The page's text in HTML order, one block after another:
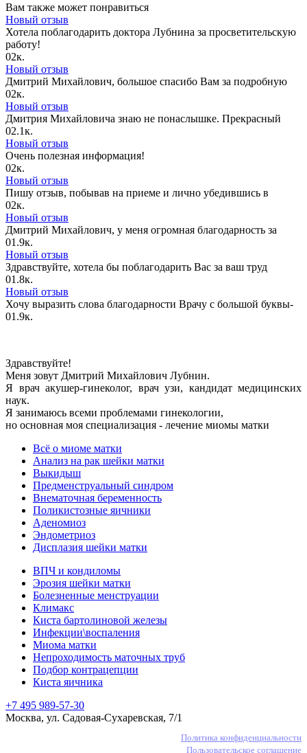
Вам также может понравиться
Новый отзыв
Хотела поблагодарить доктора Лубнина за просветительскую
работу!
02к.
Новый отзыв
Дмитрий Михайлович, большое спасибо Вам за подробную
02к.
Новый отзыв
Дмитрия Михайловича знаю не понаслышке. Прекрасный
02.1к.
Новый отзыв
Очень полезная информация!
02к.
Новый отзыв
Пишу отзыв, побывав на приеме и лично убедившись в
02к.
Новый отзыв
Дмитрий Михайлович, у меня огромная благодарность за
01.9к.
Новый отзыв
Здравствуйте, хотела бы поблагодарить Вас за ваш труд
01.8к.
Новый отзыв
Хочу выразить слова благодарности Врачу с большой буквы-
01.9к.
Здравствуйте!
Меня зовут Дмитрий Михайлович Лубнин.
Я врач акушер-гинеколог, врач узи, кандидат медицинских
наук.
Я занимаюсь всеми проблемами гинекологии,
но основная моя специализация - лечение миомы матки
Всё о миоме матки
Анализ на рак шейки матки
Выкидыш
Предменструальный синдром
Внематочная беременность
Поликистозные яичники
Аденомиоз
Эндометриоз
Дисплазия шейки матки
ВПЧ и кондиломы
Эрозия шейки матки
Болезненные менструации
Климакс
Киста бартолиновой железы
Инфекции\воспаления
Миома матки
Непроходимость маточных труб
Подбор контрацепции
Киста яичника
+7 495 989-57-30
Москва, ул. Садовая-Сухаревская, 7/1
Политика конфиденциальности
Пользовательское соглашение